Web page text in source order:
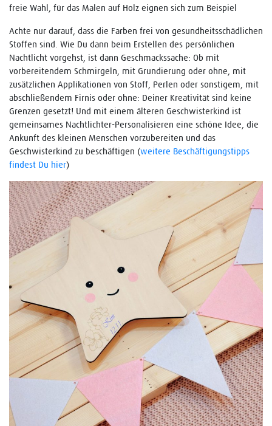
freie Wahl, für das Malen auf Holz eignen sich zum Beispiel
Achte nur darauf, dass die Farben frei von gesundheitsschädlichen
Stoffen sind. Wie Du dann beim Erstellen des persönlichen
Nachtlicht vorgehst, ist dann Geschmackssache: Ob mit
vorbereitendem Schmirgeln, mit Grundierung oder ohne, mit
zusätzlichen Applikationen von Stoff, Perlen oder sonstigem, mit
abschließendem Firnis oder ohne: Deiner Kreativität sind keine
Grenzen gesetzt! Und mit einem älteren Geschwisterkind ist
gemeinsames Nachtlichter-Personalisieren eine schöne Idee, die
Ankunft des kleinen Menschen vorzubereiten und das
Geschwisterkind zu beschäftigen (weitere Beschäftigungstipps
findest Du hier)